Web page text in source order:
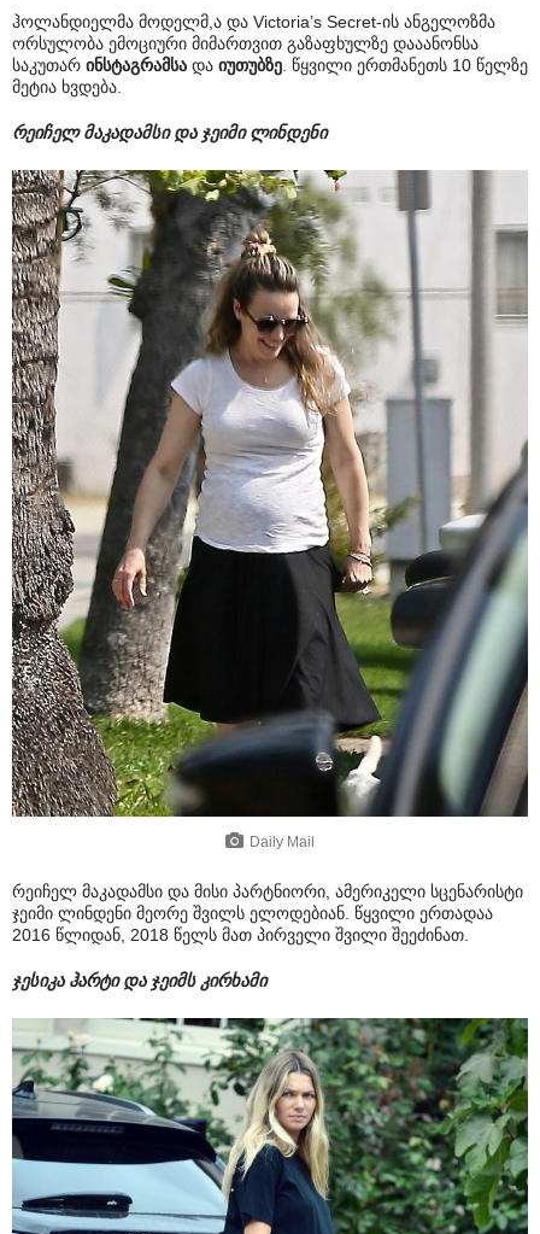
ჰოლანდიელმა მოდელმ,ა და Victoria’s Secret-ის ანგელოზმა
ორსულობა ემოციური მიმართვით გაზაფხულზე დააანონსა
საკუთარ ინსტაგრამსა და იუთუბზე. წყვილი ერთმანეთს 10 წელზე
მეტია ხვდება.
რეიჩელ მაკადამსი და ჯეიმი ლინდენი
Daily Mail
რეიჩელ მაკადამსი და მისი პარტნიორი, ამერიკელი სცენარისტი
ჯეიმი ლინდენი მეორე შვილს ელოდებიან. წყვილი ერთადაა
2016 წლიდან, 2018 წელს მათ პირველი შვილი შეეძინათ.
ჯესიკა ჰარტი და ჯეიმს კირხამი